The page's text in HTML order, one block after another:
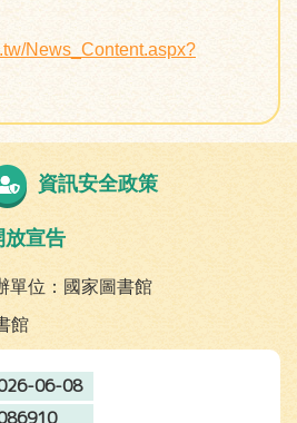
News_Content.aspx?
資訊安全政策
放宣告
單位：國家圖書館
館
06-08